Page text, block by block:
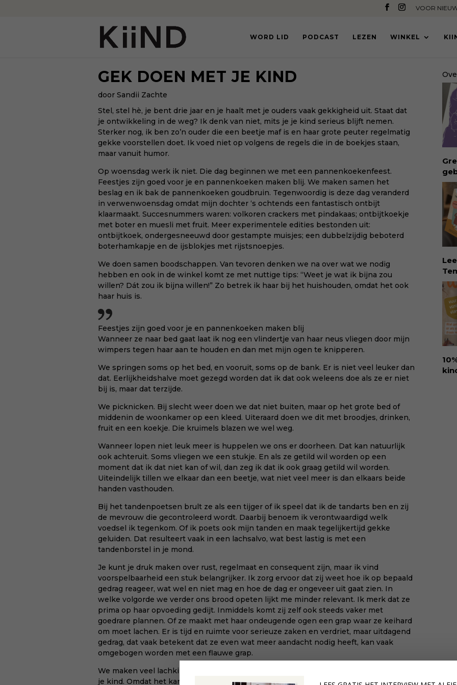
VOOR
WORD LID PODCAST LEZEN WINKEL
GEK DOEN MET JE KIND
door Sandii Zachte
Stel, stel hè, je bent drie jaar en je haalt met je ouders vaak gekkigheid uit. Staat dat
je ontwikkeling in de weg? Ik denk van niet, mits je je kind serieus blijft nemen.
Sterker nog, ik ben zo’n ouder die een beetje maf is en haar grote peuter regelmatig
gekke voorstellen doet. Ik voed niet op volgens de regels die in de boekjes staan,
maar vanuit humor.
Op woensdag werk ik niet. Die dag beginnen we met een pannenkoekenfeest.
Feestjes zijn goed voor je en pannenkoeken maken blij. We maken samen het
beslag en ik bak de pannenkoeken goudbruin. Tegenwoordig is deze dag veranderd
in verwenwoensdag omdat mijn dochter ‘s ochtends een fantastisch ontbijt
klaarmaakt. Succesnummers waren: volkoren crackers met pindakaas; ontbijtkoekje
met boter en muesli met fruit. Meer experimentele edities bestonden uit:
ontbijtkoek, ondergesneeuwd door gestampte muisjes; een dubbelzijdig beboterd
boterhamkapje en de ijsblokjes met rijstsnoepjes.
We doen samen boodschappen. Van tevoren denken we na over wat we nodig
hebben en ook in de winkel komt ze met nuttige tips: “Weet je wat ik bijna zou
willen? Dát zou ik bijna willen!” Zo betrek ik haar bij het huishouden, omdat het ook
haar huis is.
Feestjes zijn goed voor je en pannenkoeken maken blij
Wanneer ze naar bed gaat laat ik nog een vlindertje van haar neus vliegen door mijn
wimpers tegen haar aan te houden en dan met mijn ogen te knipperen.
We springen soms op het bed, en vooruit, soms op de bank. Er is niet veel leuker dan
dat. Eerlijkheidshalve moet gezegd worden dat ik dat ook weleens doe als ze er niet
bij is, maar dat terzijde.
We picknicken. Bij slecht weer doen we dat niet buiten, maar op het grote bed of
middenin de woonkamer op een kleed. Uiteraard doen we dit met broodjes, drinken,
fruit en een koekje. Die kruimels blazen we wel weg.
Wanneer lopen niet leuk meer is huppelen we ons er doorheen. Dat kan natuurlijk
ook achteruit. Soms vliegen we een stukje. En als ze getild wil worden op een
moment dat ik dat niet kan of wil, dan zeg ik dat ik ook graag getild wil worden.
Uiteindelijk tillen we elkaar dan een beetje, wat niet veel meer is dan elkaars beide
handen vasthouden.
Bij het tandenpoetsen brult ze als een tijger of ik speel dat ik de tandarts ben en zij
de mevrouw die gecontroleerd wordt. Daarbij benoem ik verontwaardigd welk
voedsel ik tegenkom. Of ik poets ook mijn tanden en maak tegelijkertijd gekke
geluiden. Dat resulteert vaak in een lachsalvo, wat best lastig is met een
tandenborstel in je mond.
Je kunt je druk maken over rust, regelmaat en consequent zijn, maar ik vind
voorspelbaarheid een stuk belangrijker. Ik zorg ervoor dat zij weet hoe ik op bepaald
gedrag reageer, wat wel en niet mag en hoe de dag er ongeveer uit gaat zien. In
welke volgorde we verder ons brood opeten lijkt me minder relevant. Ik merk dat ze
prima op haar opvoeding gedijt. Inmiddels komt zij zelf ook steeds vaker met
goedrare plannen. Of ze maakt met haar ondeugende ogen een grap waar ze keihard
om moet lachen. Er is tijd en ruimte voor serieuze zaken en verdriet, maar uitdagend
gedrag, dat vaak betekent dat ze even wat meer aandacht nodig heeft, kan vaak
omgebogen worden met een flauwe grap.
We maken veel lachkilometers en dat doet ons goed. Kortom: doe gekke dingen met
je kind. Omdat het kan.
dé